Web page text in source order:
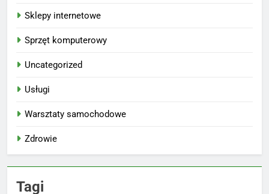
Sklepy internetowe
Sprzęt komputerowy
Uncategorized
Usługi
Warsztaty samochodowe
Zdrowie
Tagi